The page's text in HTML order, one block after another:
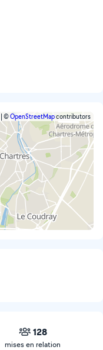
©OpenStreetMapcontributors
128
mises en relation